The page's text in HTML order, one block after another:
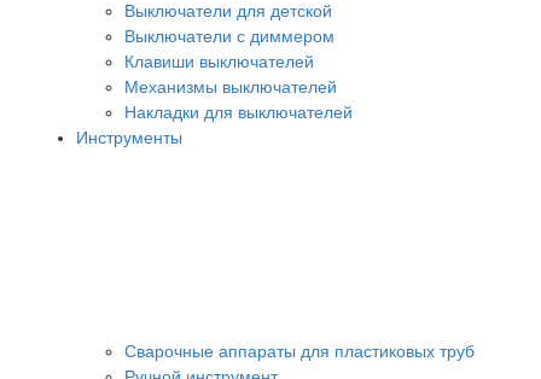
Выключатели для детской
Выключатели с диммером
Клавиши выключателей
Механизмы выключателей
Накладки для выключателей
Инструменты
Сварочные аппараты для пластиковых труб